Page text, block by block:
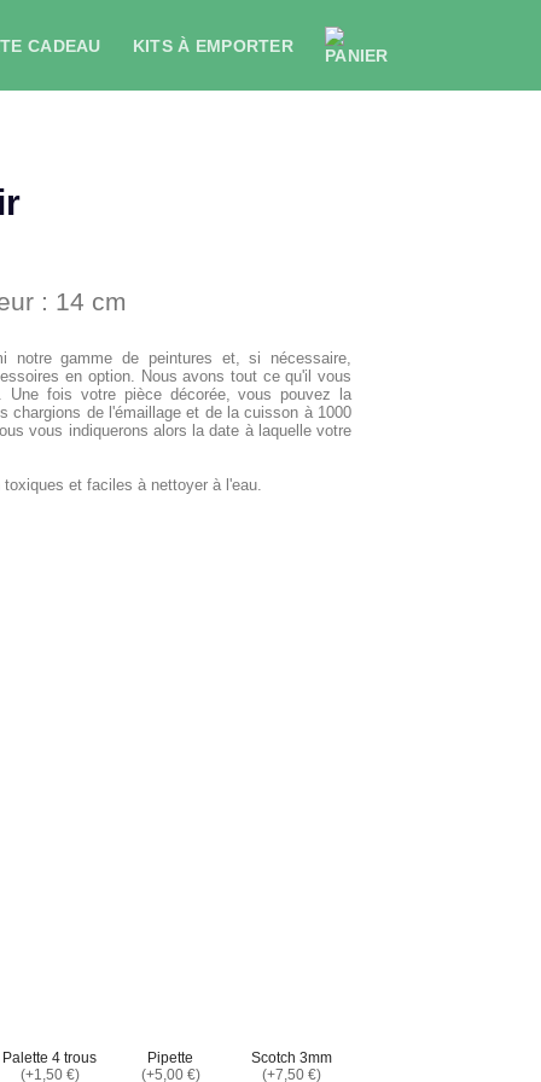
CADEAU KITS À EMPORTER
: 14 cm
notre gamme de peintures et, si nécessaire,
en option. Nous avons tout ce qu'il vous
Une fois votre pièce décorée, vous pouvez la
chargions de l'émaillage et de la cuisson à 1000
vous indiquerons alors la date à laquelle votre
et faciles à nettoyer à l'eau.
Palette 4 trous
(+1,50 €)
Pipette
(+5,00 €)
Scotch 3mm
(+7,50 €)